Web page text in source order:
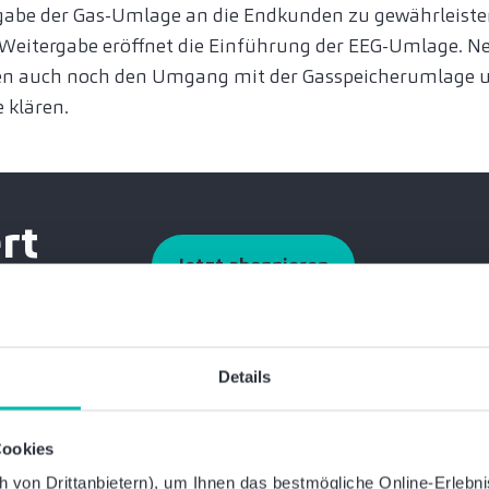
Details
von Drittanbietern), um Ihnen das bestmögliche Online-
der Gas-Umlage an die Endkunden zu
eröffnet die Einführung der EEG-Umlage.
auch noch den Umgang mit der Gasspeicherumlage
klären.
Jetzt abonnieren